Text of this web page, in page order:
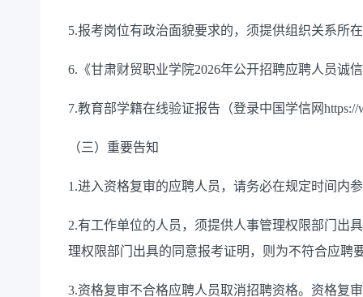
5.报考岗位有政治面貌要求的，须提供组织关系所
6.《甘肃财贸职业学院2026年公开招聘应聘人员诚
7.教育部学籍在线验证报告（登录中国学信网https://
（三）重要告知
1.进入资格复审的应聘人员，请务必在规定时间内
2.有工作单位的人员，须提供人事管理权限部门出
理权限部门出具的同意报考证明，则为不符合应聘
3.资格复审不合格应聘人员取消招聘资格。资格复